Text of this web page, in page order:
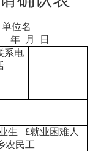
年 月
日
系电
生 £就业困难人
农民工